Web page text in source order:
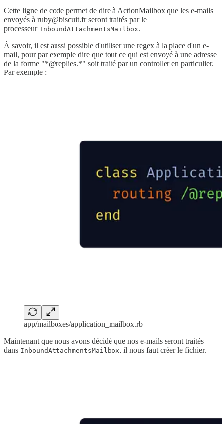
Cette ligne de code permet de dire à ActionMailbox que les e-mails
envoyés à ruby@biscuit.fr seront traités par le
processeur InboundAttachmentsMailbox.
À savoir, il est aussi possible d'utiliser une regex à la place d'un e-
mail, pour par exemple dire que tout ce qui est envoyé à une adresse
de la forme "*@replies.*" soit traité par un controller en particulier.
Par exemple :
app/mailboxes/application_mailbox.rb
Maintenant que nous avons décidé que nos e-mails seront traités
dans InboundAttachmentsMailbox, il nous faut créer le fichier.